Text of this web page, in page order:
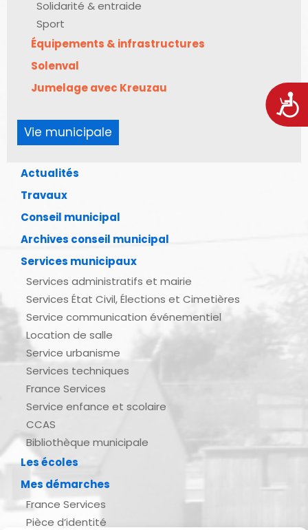
Solidarité & entraide
Sport
Équipements & infrastructures
Solenval
Jumelage avec Kreuzau
Vie municipale
Actualités
Travaux
Conseil municipal
Archives conseil municipal
Services municipaux
Services administratifs et mairie
Services État Civil, Élections et Cimetières
Service communication événementiel
Location de salle
Service urbanisme
Services techniques
France Services
Service enfance et scolaire
CCAS
Bibliothèque municipale
Les écoles
Mes démarches
France Services
Pièce d’identité